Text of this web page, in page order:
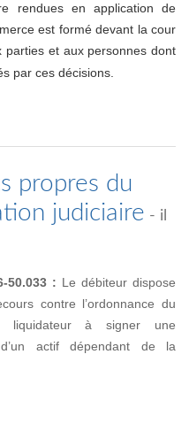
rendues en application de
est formé devant la cour
et aux personnes dont
par ces décisions.
propres du
judiciaire - il
50.033 : Le débiteur dispose
contre l’ordonnance du
liquidateur à signer une
actif dépendant de la